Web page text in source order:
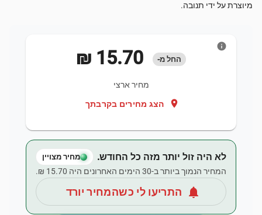
מיוצרת על ידי תנובה.
החל מ-
מחיר ארצי
location_on הצג מחירים בקרבתך
info
לא היה זול יותר מזה כל החודש. מחיר מצויין
המחיר הנמוך ביותר ב-30 הימים האחרונים היה ‏15.70 ‏₪.
notifications התריעו לי כשהמחיר יורד